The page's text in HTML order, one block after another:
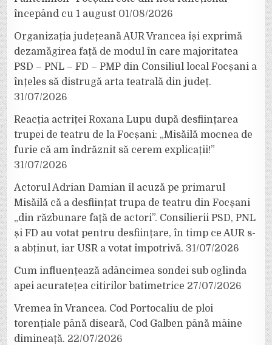
începând cu 1 august 01/08/2026
Organizația județeană AUR Vrancea își exprimă
dezamăgirea față de modul în care majoritatea
PSD – PNL – FD – PMP din Consiliul local Focșani a
înțeles să distrugă arta teatrală din județ.
31/07/2026
Reacția actriței Roxana Lupu după desființarea
trupei de teatru de la Focșani: „Misăilă mocnea de
furie că am îndrăznit să cerem explicații!”
31/07/2026
Actorul Adrian Damian îl acuză pe primarul
Misăilă că a desființat trupa de teatru din Focșani
„din răzbunare față de actori”. Consilierii PSD, PNL
și FD au votat pentru desființare, în timp ce AUR s-
a abținut, iar USR a votat împotrivă. 31/07/2026
Cum influențează adâncimea sondei sub oglinda
apei acuratețea citirilor batimetrice 27/07/2026
Vremea în Vrancea. Cod Portocaliu de ploi
torențiale până diseară, Cod Galben până mâine
dimineață. 22/07/2026